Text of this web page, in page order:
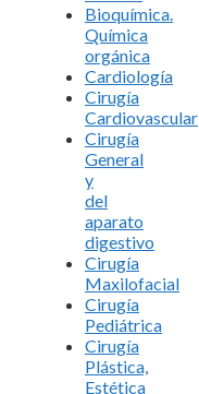
Bioquímica.
Química
orgánica
Cardiología
Cirugía
Cardiovascular
Cirugía
General
y
del
aparato
digestivo
Cirugía
Maxilofacial
Cirugía
Pediátrica
Cirugía
Plástica,
Estética